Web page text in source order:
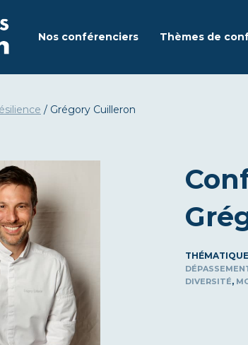
Nos conférenciers Thèmes de
/ Grégory Cuilleron
DIVERSITÉ,